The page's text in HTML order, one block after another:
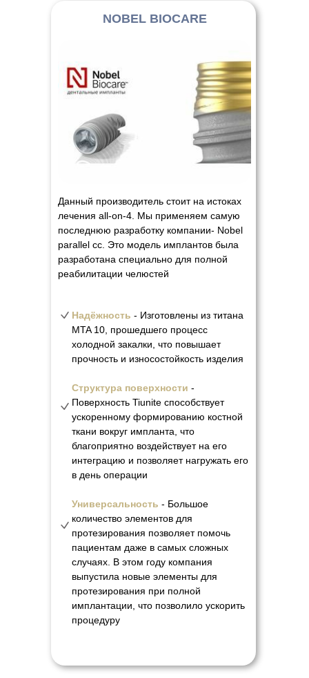
NOBEL BIOCARE
Данный производитель стоит на истоках
лечения all-on-4. Мы применяем самую
последнюю разработку компании- Nobel
parallel cc. Это модель имплантов была
разработана специально для полной
реабилитации челюстей
Надёжность - Изготовлены из титана
MTA 10, прошедшего процесс
холодной закалки, что повышает
прочность и износостойкость изделия
Структура поверхности -
Поверхность Tiunite способствует
ускоренному формированию костной
ткани вокруг импланта, что
благоприятно воздействует на его
интеграцию и позволяет нагружать его
в день операции
Универсальность - Большое
количество элементов для
протезирования позволяет помочь
пациентам даже в самых сложных
случаях. В этом году компания
выпустила новые элементы для
протезирования при полной
имплантации, что позволило ускорить
процедуру